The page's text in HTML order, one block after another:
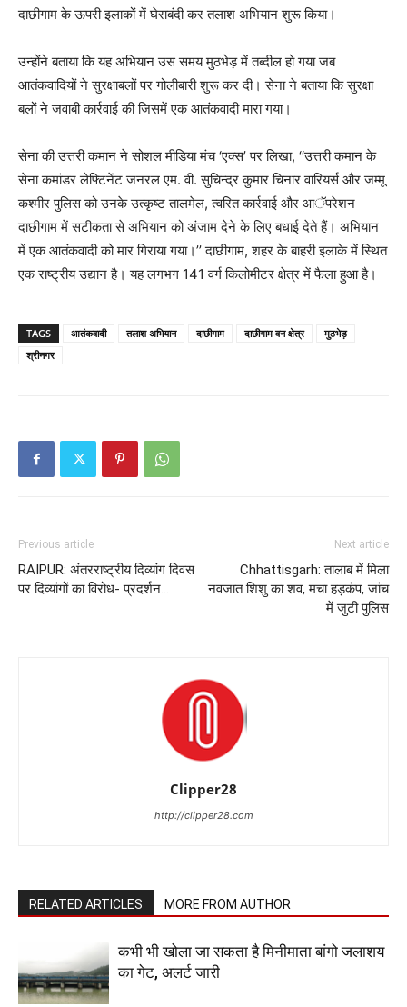
दाछीगाम के ऊपरी इलाकों में घेराबंदी कर तलाश अभियान शुरू किया।
उन्होंने बताया कि यह अभियान उस समय मुठभेड़ में तब्दील हो गया जब
आतंकवादियों ने सुरक्षाबलों पर गोलीबारी शुरू कर दी। सेना ने बताया कि सुरक्षा
बलों ने जवाबी कार्रवाई की जिसमें एक आतंकवादी मारा गया।
सेना की उत्तरी कमान ने सोशल मीडिया मंच ‘एक्स’ पर लिखा, ‘‘उत्तरी कमान के
सेना कमांडर लेफ्टिनेंट जनरल एम. वी. सुचिन्द्र कुमार चिनार वारियर्स और जम्मू
कश्मीर पुलिस को उनके उत्कृष्ट तालमेल, त्वरित कार्रवाई और आॅपरेशन
दाछीगाम में सटीकता से अभियान को अंजाम देने के लिए बधाई देते हैं। अभियान
में एक आतंकवादी को मार गिराया गया।’’ दाछीगाम, शहर के बाहरी इलाके में स्थित
एक राष्ट्रीय उद्यान है। यह लगभग 141 वर्ग किलोमीटर क्षेत्र में फैला हुआ है।
TAGS आतंकवादी तलाश अभियान दाछीगाम दाछीगाम वन क्षेत्र
मुठभेड़
श्रीनगर
Previous article
RAIPUR: अंतरराष्ट्रीय दिव्यांग दिवस
पर दिव्यांगों का विरोध- प्रदर्शन…
Next article
Chhattisgarh: तालाब में मिला
नवजात शिशु का शव, मचा हड़कंप, जांच
में जुटी पुलिस
Clipper28
http://clipper28.com
RELATED ARTICLES MORE FROM AUTHOR
कभी भी खोला जा सकता है मिनीमाता बांगो जलाशय
का गेट, अलर्ट जारी